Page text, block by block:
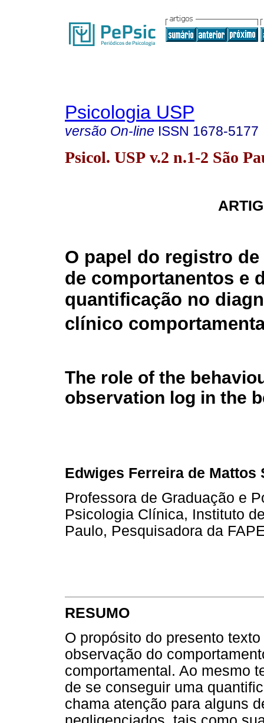
Psicologia USP
versão On-line ISSN 1678-5177
Psicol. USP v.2 n.1-2 São
O papel do registro
de comportanentos e
quantificação no
clínico
The role of the
observation log in the
Edwiges Ferreira de Mattos
Professora de Graduação e
Psicologia Clínica, Instituto
Paulo, Pesquisadora da
RESUMO
O propósito do presento
observação do
comportamental. Ao mesmo
de se conseguir uma
chama atenção para alguns